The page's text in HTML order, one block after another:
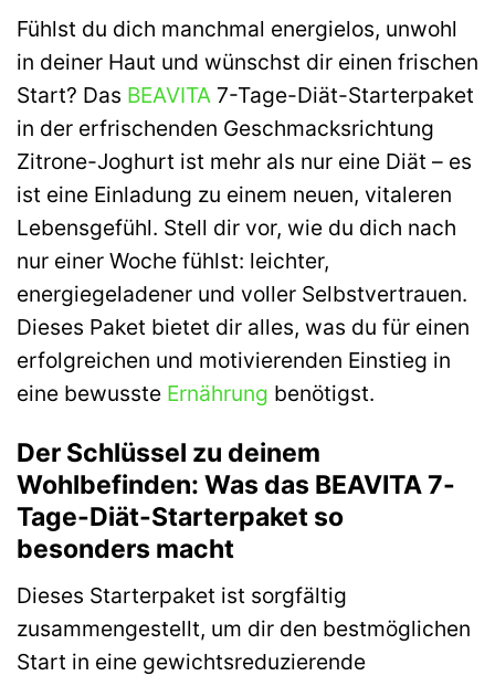
Fühlst du dich manchmal energielos, unwohl
in deiner Haut und wünschst dir einen frischen
Start? Das BEAVITA 7-Tage-Diät-Starterpaket
in der erfrischenden Geschmacksrichtung
Zitrone-Joghurt ist mehr als nur eine Diät – es
ist eine Einladung zu einem neuen, vitaleren
Lebensgefühl. Stell dir vor, wie du dich nach
nur einer Woche fühlst: leichter,
energiegeladener und voller Selbstvertrauen.
Dieses Paket bietet dir alles, was du für einen
erfolgreichen und motivierenden Einstieg in
eine bewusste Ernährung benötigst.
Der Schlüssel zu deinem
Wohlbefinden: Was das BEAVITA 7-
Tage-Diät-Starterpaket so
besonders macht
Dieses Starterpaket ist sorgfältig
zusammengestellt, um dir den bestmöglichen
Start in eine gewichtsreduzierende